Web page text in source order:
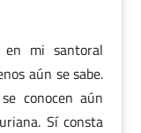
mi santoral
aún se sabe.
conocen aún
Sí consta